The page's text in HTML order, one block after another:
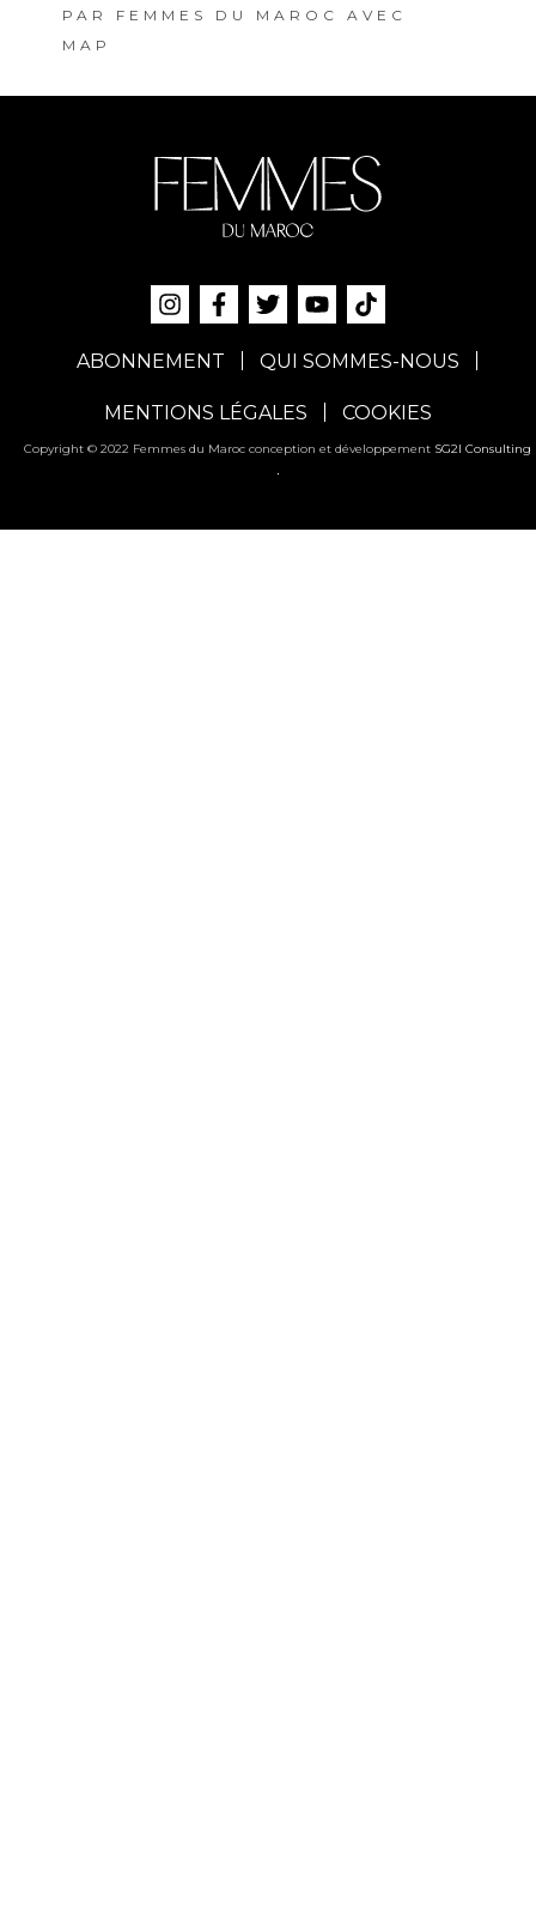
PAR FEMMES DU MAROC AVEC
MAP
ABONNEMENT QUI SOMMES-NOUS
MENTIONS LÉGALES COOKIES
Copyright © 2022 Femmes du Maroc conception et développement SG2I Consulting